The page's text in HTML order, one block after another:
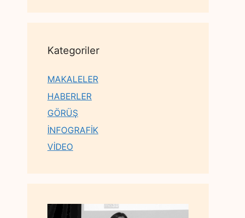
Kategoriler
MAKALELER
HABERLER
GÖRÜŞ
İNFOGRAFİK
VİDEO